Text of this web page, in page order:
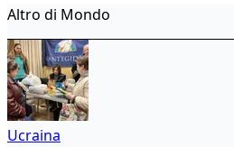
Altro di Mondo
Ucraina